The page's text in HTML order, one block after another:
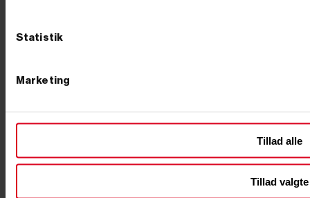
Statistik
Marketing
Tillad alle
Tillad valgte
og sejt træ. Du sparer ikke bare fysisk kræfter, du får
effektivt, får du mere tid til det, du helst vil – såsom
slid. HVAD ER FORSKELLEN PÅ EN KLØVER,
FLÆKKER OG SPLITTER? Mange spørger, om der
er forskel på en brændekløver, en brændeflækker og en
splitter. Svaret er både ja og nej. I praksis er det